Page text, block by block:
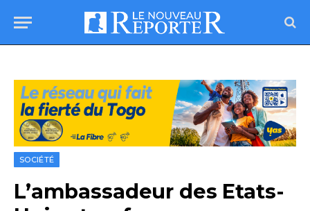
SOCIÉTÉ
L’ambassadeur des Etats-